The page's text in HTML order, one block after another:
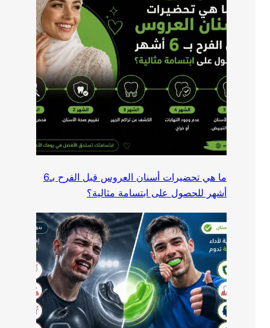
ما هي تحضيرات أسنان العروس قبل الفرح بـ6
أشهر للحصول على ابتسامة مثالية؟